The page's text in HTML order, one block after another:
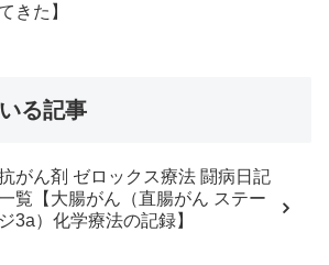
てきた】
る記事
がん剤 ゼロックス療法 闘病日記
覧【大腸がん（直腸がん ステー
ジ3a）化学療法の記録】